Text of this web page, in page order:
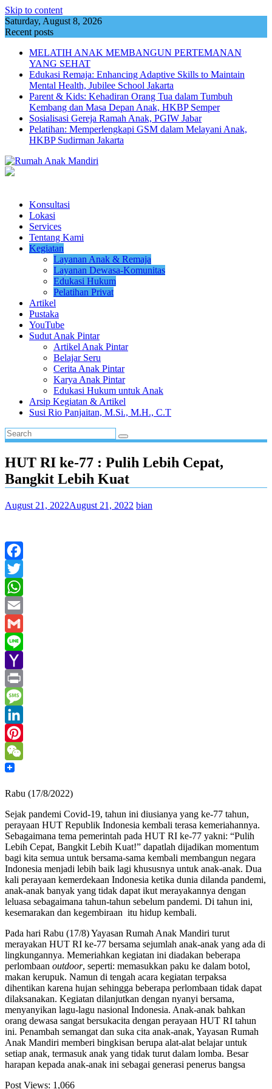
Skip to content
Saturday, August 8, 2026
Recent posts
MELATIH ANAK MEMBANGUN PERTEMANAN
YANG SEHAT
Edukasi Remaja: Enhancing Adaptive Skills to Maintain
Mental Health, Jubilee School Jakarta
Parent & Kids: Kehadiran Orang Tua dalam Tumbuh
Kembang dan Masa Depan Anak, HKBP Semper
Sosialisasi Gereja Ramah Anak, PGIW Jabar
Pelatihan: Memperlengkapi GSM dalam Melayani Anak,
HKBP Sudirman Jakarta
Konsultasi
Lokasi
Services
Tentang Kami
Kegiatan
Layanan Anak & Remaja
Layanan Dewasa-Komunitas
Edukasi Hukum
Pelatihan Privat
Artikel
Pustaka
YouTube
Sudut Anak Pintar
Artikel Anak Pintar
Belajar Seru
Cerita Anak Pintar
Karya Anak Pintar
Edukasi Hukum untuk Anak
Arsip Kegiatan & Artikel
Susi Rio Panjaitan, M.Si., M.H., C.T
HUT RI ke-77 : Pulih Lebih Cepat,
Bangkit Lebih Kuat
August 21, 2022August 21, 2022 bian
Facebook
Twitter
WhatsApp
Email
Gmail
Line
Yahoo
Mail
Print
Message
LinkedIn
Pinterest
WeChat
Rabu (17/8/2022)
Sejak pandemi Covid-19, tahun ini diusianya yang ke-77 tahun,
perayaan HUT Republik Indonesia kembali terasa kemeriahannya.
Sebagaimana tema pemerintah pada HUT RI ke-77 yakni: “Pulih
Lebih Cepat, Bangkit Lebih Kuat!” dapatlah dijadikan momentum
bagi kita semua untuk bersama-sama kembali membangun negara
Indonesia menjadi lebih baik lagi khususnya untuk anak-anak. Dua
kali perayaan kemerdekaan Indonesia ketika dunia dilanda pandemi,
anak-anak banyak yang tidak dapat ikut merayakannya dengan
leluasa sebagaimana tahun-tahun sebelum pandemi. Di tahun ini,
kesemarakan dan kegembiraan itu hidup kembali.
Pada hari Rabu (17/8) Yayasan Rumah Anak Mandiri turut
merayakan HUT RI ke-77 bersama sejumlah anak-anak yang ada di
lingkungannya. Memeriahkan kegiatan ini diadakan beberapa
perlombaan outdoor, seperti: memasukkan paku ke dalam botol,
makan kerupuk. Namun di tengah acara kegiatan terpaksa
dihentikan karena hujan sehingga beberapa perlombaan tidak dapat
dilaksanakan. Kegiatan dilanjutkan dengan nyanyi bersama,
menyanyikan lagu-lagu nasional Indonesia. Anak-anak bahkan
orang dewasa sangat bersukacita dengan perayaan HUT RI tahun
ini. Penambah semangat dan suka cita anak-anak, Yayasan Rumah
Anak Mandiri memberi bingkisan berupa alat-alat belajar untuk
setiap anak, termasuk anak yang tidak turut dalam lomba. Besar
harapan kepada anak-anak ini sebagai generasi penerus bangsa
Post Views: 1,066